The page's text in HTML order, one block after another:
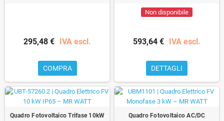
295,48 € IVA escl.
COMPRA
Non disponibile
593,64 € IVA escl.
DETTAGLI
Quadro Fotovoltaico Trifase 10kW
Quadro Fotovoltaico AC/DC